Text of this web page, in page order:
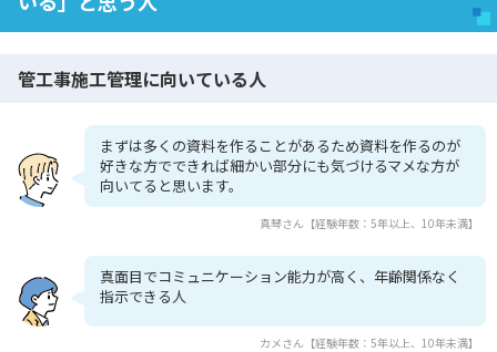
管工事施工管理に向いている人
まずは多くの資料を作ることがあるため資料を作るのが
好きな方でできれば細かい部分にも気づけるマメな方が
向いてると思います。
真琴さん【経験年数：5年以上、10年未満】
真面目でコミュニケーション能力が高く、年齢関係なく
指示できる人
カメさん【経験年数：5年以上、10年未満】